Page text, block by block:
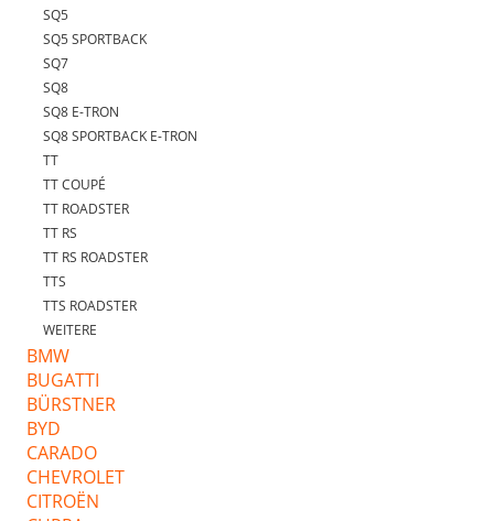
SQ5
SQ5 SPORTBACK
SQ7
SQ8
SQ8 E-TRON
SQ8 SPORTBACK E-TRON
TT
TT COUPÉ
TT ROADSTER
TT RS
TT RS ROADSTER
TTS
TTS ROADSTER
WEITERE
BMW
BUGATTI
BÜRSTNER
BYD
CARADO
CHEVROLET
CITROËN